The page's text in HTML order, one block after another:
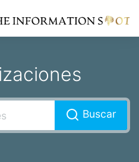
Buscar